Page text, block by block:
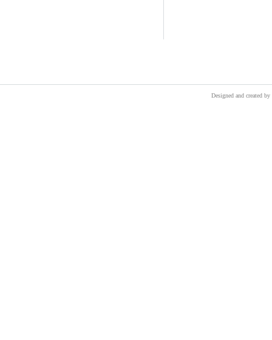
Designed and created by